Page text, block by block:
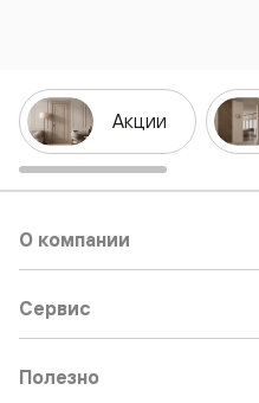
Акции
О компании
Сервис
Полезно